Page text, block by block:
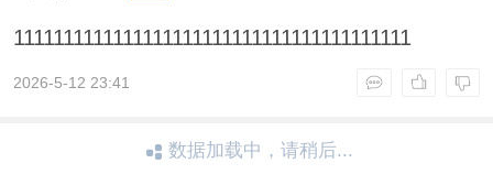
1111111111111111111111111111111111111111
2026-5-12 23:41
数据加载中，请稍后...